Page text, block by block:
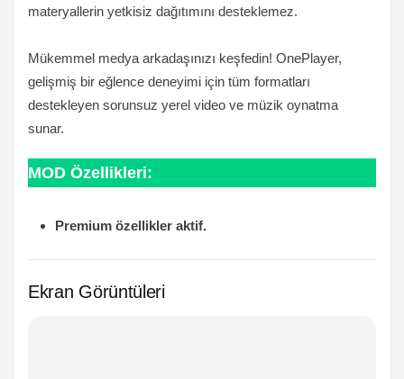
materyallerin yetkisiz dağıtımını desteklemez.
Mükemmel medya arkadaşınızı keşfedin! OnePlayer,
gelişmiş bir eğlence deneyimi için tüm formatları
destekleyen sorunsuz yerel video ve müzik oynatma
sunar.
MOD Özellikleri:
Premium özellikler aktif.
Ekran Görüntüleri